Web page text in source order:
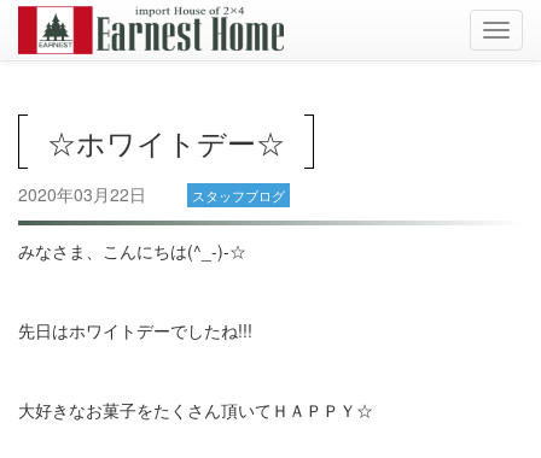
☆ホワイトデー☆
2020年03月22日 スタッフブログ
みなさま、こんにちは(^_-)-☆
先日はホワイトデーでしたね!!!
大好きなお菓子をたくさん頂いてＨＡＰＰＹ☆